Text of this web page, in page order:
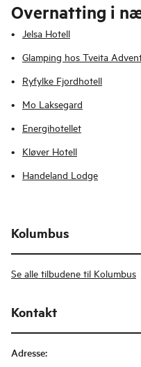
Overnatting i
Jelsa Hotell
Glamping hos Tveita
Ryfylke Fjordhotell
Mo Laksegard
Energihotellet
Kløver Hotell
Handeland Lodge
Kolumbus
Se alle tilbudene til Kolumbus
Kontakt
Adresse: